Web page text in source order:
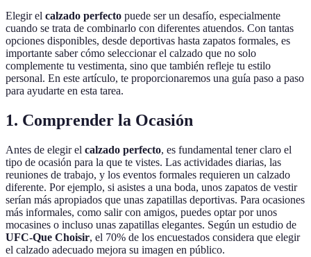
Elegir el calzado perfecto puede ser un desafío, especialmente
cuando se trata de combinarlo con diferentes atuendos. Con tantas
opciones disponibles, desde deportivas hasta zapatos formales, es
importante saber cómo seleccionar el calzado que no solo
complemente tu vestimenta, sino que también refleje tu estilo
personal. En este artículo, te proporcionaremos una guía paso a paso
para ayudarte en esta tarea.
1. Comprender la Ocasión
Antes de elegir el calzado perfecto, es fundamental tener claro el
tipo de ocasión para la que te vistes. Las actividades diarias, las
reuniones de trabajo, y los eventos formales requieren un calzado
diferente. Por ejemplo, si asistes a una boda, unos zapatos de vestir
serían más apropiados que unas zapatillas deportivas. Para ocasiones
más informales, como salir con amigos, puedes optar por unos
mocasines o incluso unas zapatillas elegantes. Según un estudio de
UFC-Que Choisir, el 70% de los encuestados considera que elegir
el calzado adecuado mejora su imagen en público.